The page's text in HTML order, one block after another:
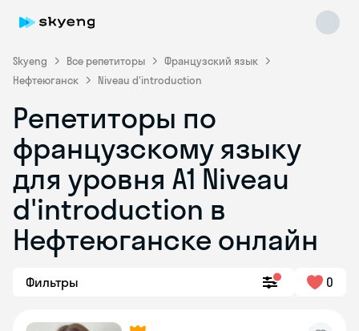
Skyeng Все репетиторы
Французский язык
Нефтеюганск
Niveau d'introduction
Репетиторы по
французскому языку
для уровня A1 Niveau
d'introduction в
Нефтеюганске онлайн
Фильтры 0
Skyeng Chat